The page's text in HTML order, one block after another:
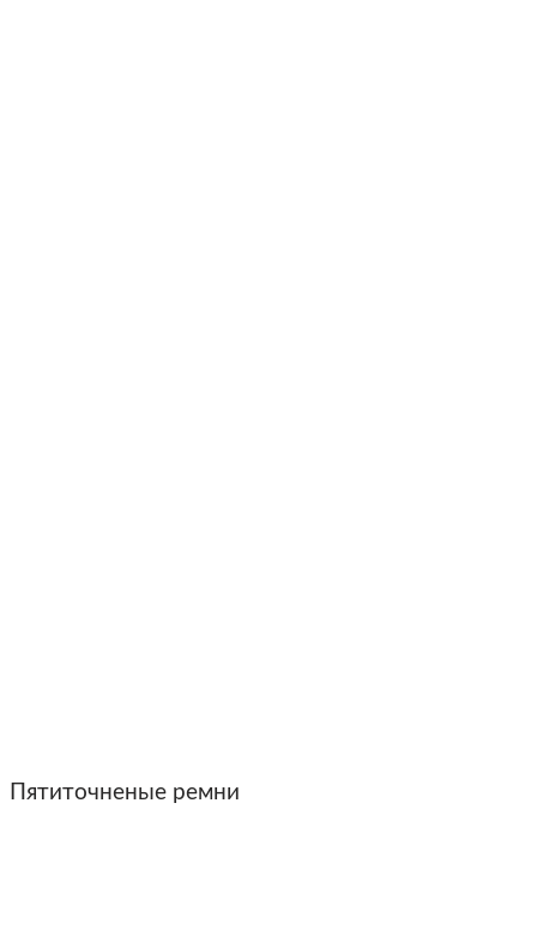
Пятиточненые ремни